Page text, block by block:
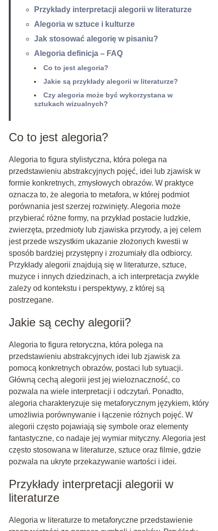
Przykłady interpretacji alegorii w literaturze
Alegoria w sztuce i kulturze
Jak stosować alegorię w pisaniu?
Alegoria definicja – FAQ
Co to jest alegoria?
Jakie są przykłady alegorii w literaturze?
Czy alegoria może być wykorzystana w
sztukach wizualnych?
Co to jest alegoria?
Alegoria to figura stylistyczna, która polega na
przedstawieniu abstrakcyjnych pojęć, idei lub zjawisk w
formie konkretnych, zmysłowych obrazów. W praktyce
oznacza to, że alegoria to metafora, w której podmiot
porównania jest szerzej rozwinięty. Alegoria może
przybierać różne formy, na przykład postacie ludzkie,
zwierzęta, przedmioty lub zjawiska przyrody, a jej celem
jest przede wszystkim ukazanie złożonych kwestii w
sposób bardziej przystępny i zrozumiały dla odbiorcy.
Przykłady alegorii znajdują się w literaturze, sztuce,
muzyce i innych dziedzinach, a ich interpretacja zwykle
zależy od kontekstu i perspektywy, z której są
postrzegane.
Jakie są cechy alegorii?
Alegoria to figura retoryczna, która polega na
przedstawieniu abstrakcyjnych idei lub zjawisk za
pomocą konkretnych obrazów, postaci lub sytuacji.
Główną cechą alegorii jest jej wieloznaczność, co
pozwala na wiele interpretacji i odczytań. Ponadto,
alegoria charakteryzuje się metaforycznym językiem, który
umożliwia porównywanie i łączenie różnych pojęć. W
alegorii często pojawiają się symbole oraz elementy
fantastyczne, co nadaje jej wymiar mityczny. Alegoria jest
często stosowana w literaturze, sztuce oraz filmie, gdzie
pozwala na ukryte przekazywanie wartości i idei.
Przykłady interpretacji alegorii w
literaturze
Alegoria w literaturze to metaforyczne przedstawienie